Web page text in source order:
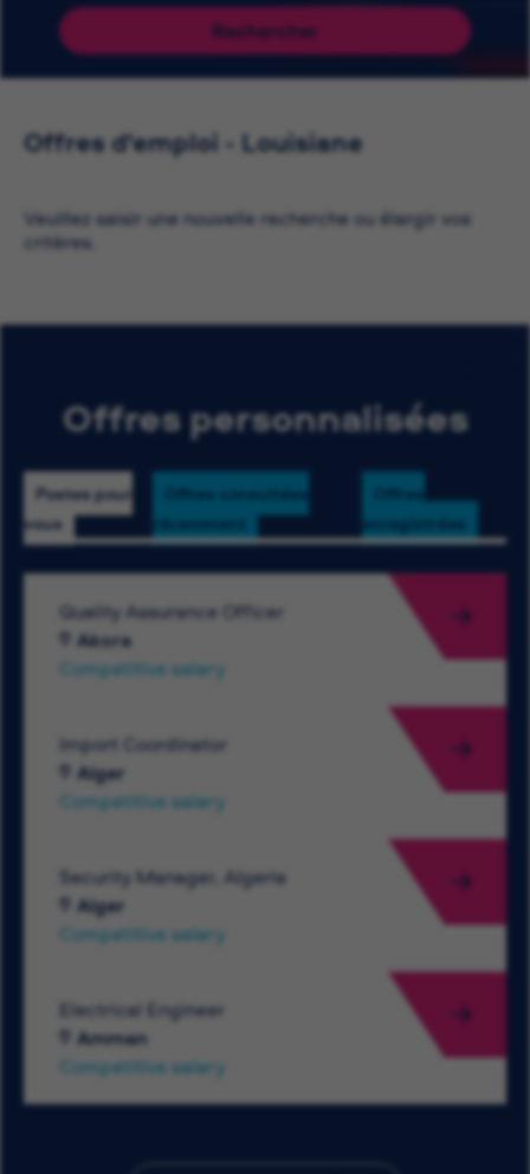
Rechercher
Offres d'emploi - Louisiane
Veuillez saisir une nouvelle recherche ou élargir vos
critères.
Offres personnalisées
Postes pour
vous
Offres consultées
récemment
Offres
enregistrées
Quality Assurance Officer
Akora
Competitive salary
Import Coordinator
Alger
Competitive salary
Security Manager, Algeria
Alger
Competitive salary
Electrical Engineer
Amman
Competitive salary